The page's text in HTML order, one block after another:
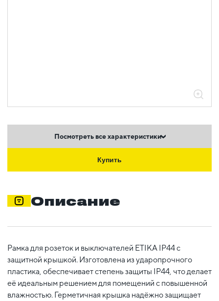
Посмотреть все характеристики
Купить
Описание
Рамка для розеток и выключателей ETIKA IP44 с
защитной крышкой. Изготовлена из ударопрочного
пластика, обеспечивает степень защиты IP44, что делает
её идеальным решением для помещений с повышенной
влажностью. Герметичная крышка надёжно защищает